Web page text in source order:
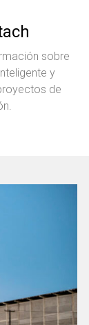
sobre
y
de